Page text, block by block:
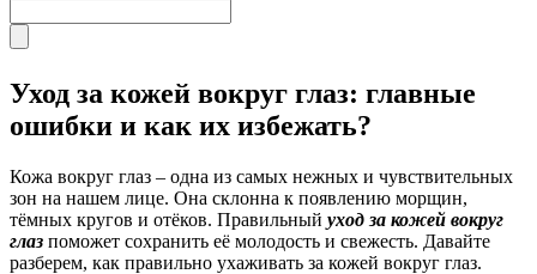
Уход за кожей вокруг глаз: главные
ошибки и как их избежать?
Кожа вокруг глаз – одна из самых нежных и чувствительных
зон на нашем лице. Она склонна к появлению морщин,
тёмных кругов и отёков. Правильный уход за кожей вокруг
глаз поможет сохранить её молодость и свежесть. Давайте
разберем, как правильно ухаживать за кожей вокруг глаз.